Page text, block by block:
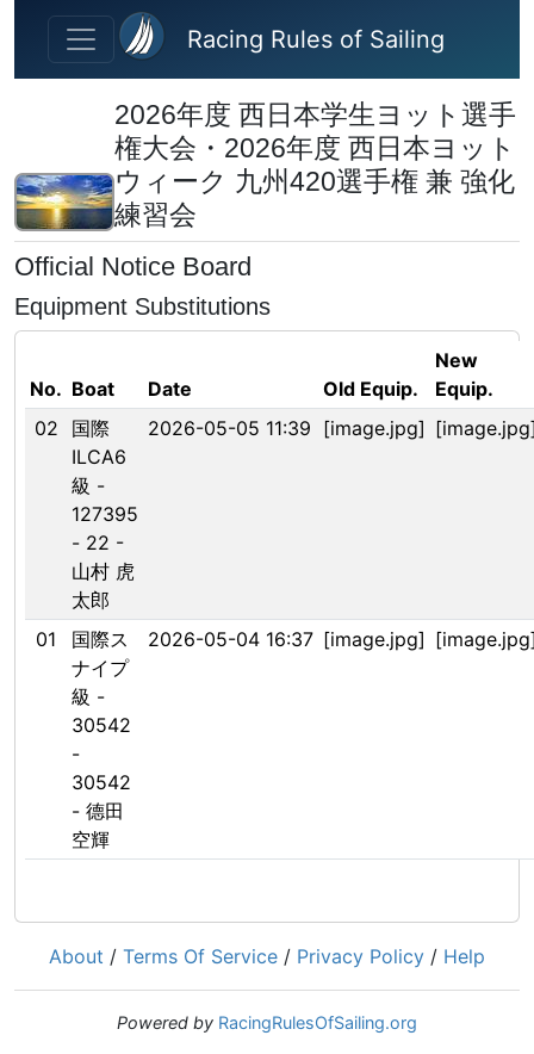
Skip to main content
Racing Rules of Sailing
2026年度 西日本学生ヨット選手
権大会・2026年度 西日本ヨット
ウィーク 九州420選手権 兼 強化
練習会
Official Notice Board
Equipment Substitutions
No. Boat Date Old Equip.
New
Equip.
02
国際
ILCA6
級 -
127395
- 22 -
山村 虎
太郎
2026-05-05 11:39 [image.jpg]
01
国際ス
ナイプ
級 -
30542
-
30542
- 德田
空輝
2026-05-04 16:37 [image.jpg]
About / Terms Of Service / Privacy Policy / Help
Powered by RacingRulesOfSailing.org